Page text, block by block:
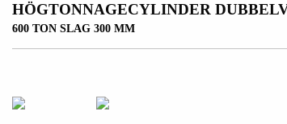
HÖGTONNAGECYLINDER
600 TON SLAG 300 MM